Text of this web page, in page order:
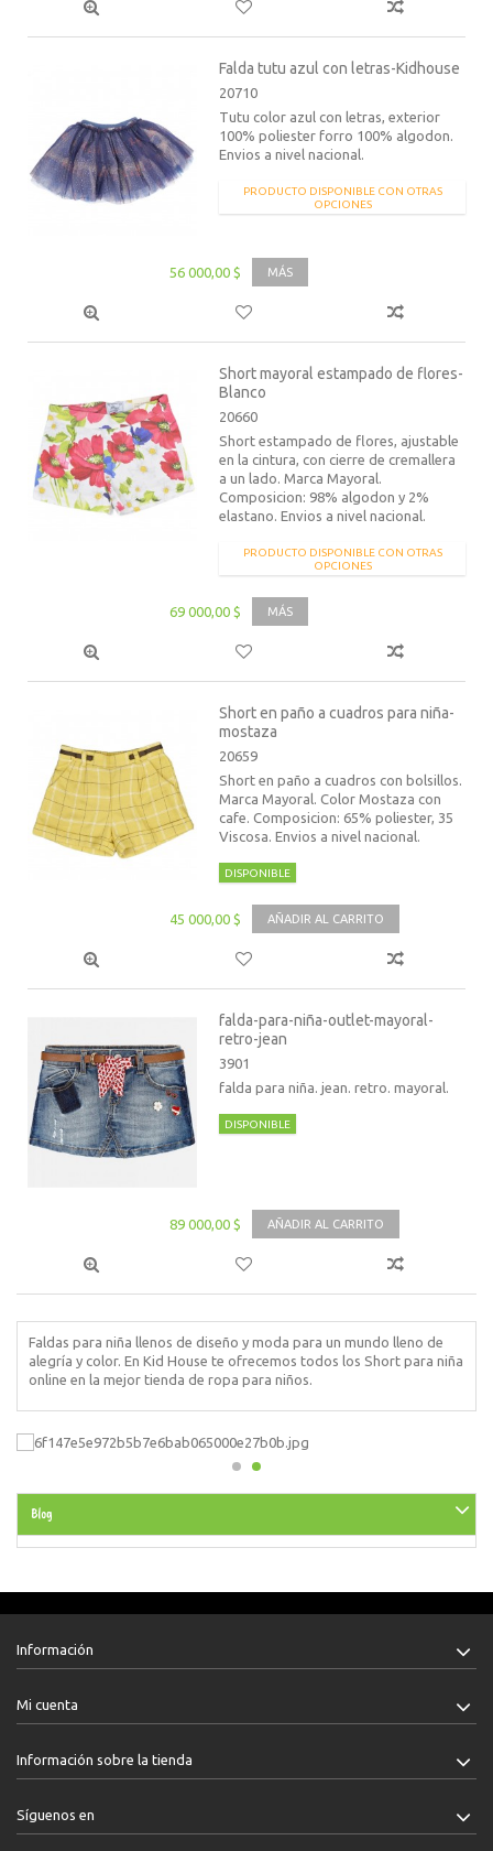
Falda tutu azul con letras-Kidhouse
20710
Tutu color azul con letras, exterior
100% poliester forro 100% algodon.
Envios a nivel nacional.
PRODUCTO DISPONIBLE CON OTRAS
OPCIONES
56 000,00 $ MÁS
Short mayoral estampado de flores-
Blanco
20660
Short estampado de flores, ajustable
en la cintura, con cierre de cremallera
a un lado. Marca Mayoral.
Composicion: 98% algodon y 2%
elastano. Envios a nivel nacional.
PRODUCTO DISPONIBLE CON OTRAS
OPCIONES
69 000,00 $ MÁS
Short en paño a cuadros para niña-
mostaza
20659
Short en paño a cuadros con bolsillos.
Marca Mayoral. Color Mostaza con
cafe. Composicion: 65% poliester, 35
Viscosa. Envios a nivel nacional.
DISPONIBLE
45 000,00 $ AÑADIR AL CARRITO
falda-para-niña-outlet-mayoral-
retro-jean
3901
falda para niña. jean. retro. mayoral.
DISPONIBLE
89 000,00 $ AÑADIR AL CARRITO
Faldas para niña llenos de diseño y moda para un mundo lleno de
alegría y color. En Kid House te ofrecemos todos los Short para niña
online en la mejor tienda de ropa para niños.
Blog
Información
Mi cuenta
Información sobre la tienda
Síguenos en